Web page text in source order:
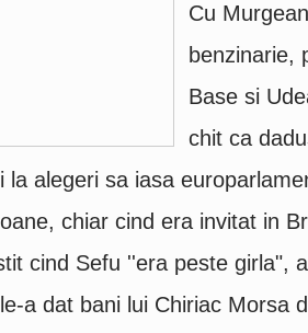
Cu
benzinarie,
Base si
chit ca
la alegeri sa iasa
chiar cind era invitat in
cind Sefu ''era peste girla",
a dat bani lui Chiriac Morsa